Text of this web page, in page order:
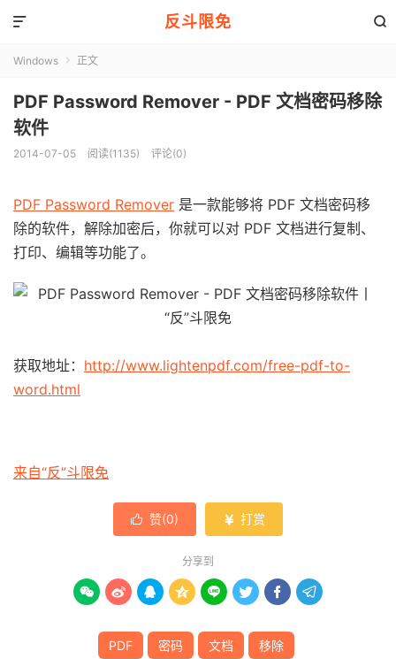
反斗限免 

Windows  正文
PDF Password Remover - PDF 文档密码移除
软件
2014-07-05 阅读(1135) 评论(0)
PDF Password Remover 是一款能够将 PDF 文档密码移
除的软件，解除加密后，你就可以对 PDF 文档进行复制、
打印、编辑等功能了。
获取地址： http://www.lightenpdf.com/free-pdf-to-
word.html
来自“反”斗限免
 赞(0)  打赏
分享到
       
PDF 密码 文档 移除